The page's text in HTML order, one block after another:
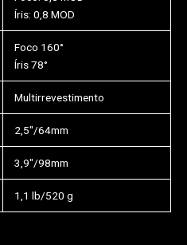
Íris: 0,8 MOD
Foco 160°
Íris 78°
Multirrevestimento
2,5″/64mm
3,9″/98mm
1,1 lb/520 g